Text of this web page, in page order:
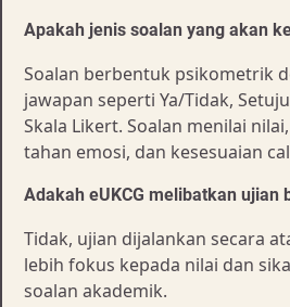
Apakah jenis soalan yang akan
Soalan berbentuk psikometrik
jawapan seperti Ya/Tidak,
Skala Likert. Soalan menilai
tahan emosi, dan kesesuaian
Adakah eUKCG melibatkan ujian
Tidak, ujian dijalankan secara
lebih fokus kepada nilai dan
soalan akademik.